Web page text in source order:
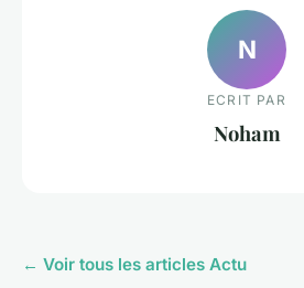
N
ECRIT PAR
Noham
← Voir tous les articles Actu